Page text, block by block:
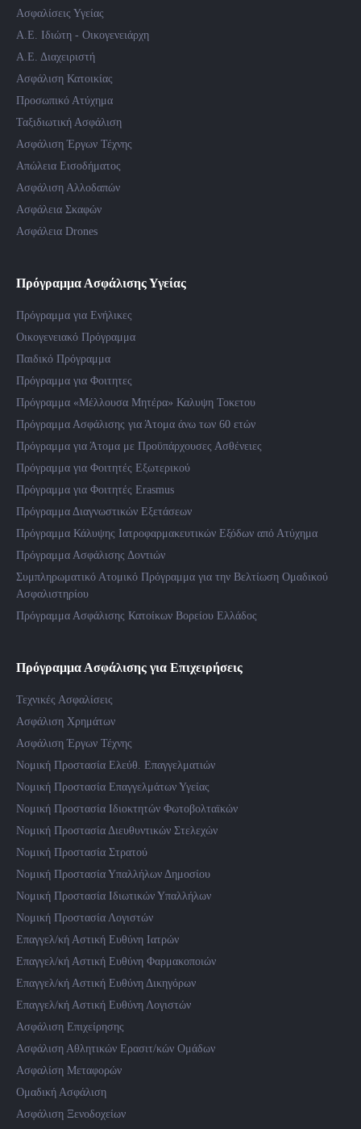
Ασφαλίσεις Υγείας
Α.Ε. Ιδιώτη - Οικογενειάρχη
Α.Ε. Διαχειριστή
Ασφάλιση Κατοικίας
Προσωπικό Ατύχημα
Ταξιδιωτική Ασφάλιση
Ασφάλιση Έργων Τέχνης
Απώλεια Εισοδήματος
Ασφάλιση Αλλοδαπών
Ασφάλεια Σκαφών
Ασφάλεια Drones
Πρόγραμμα Ασφάλισης Υγείας
Πρόγραμμα για Ενήλικες
Οικογενειακό Πρόγραμμα
Παιδικό Πρόγραμμα
Πρόγραμμα για Φοιτητες
Πρόγραμμα «Μέλλουσα Μητέρα» Καλυψη Τοκετου
Πρόγραμμα Ασφάλισης για Άτομα άνω των 60 ετών
Πρόγραμμα για Άτομα με Προϋπάρχουσες Ασθένειες
Πρόγραμμα για Φοιτητές Εξωτερικού
Πρόγραμμα για Φοιτητές Erasmus
Πρόγραμμα Διαγνωστικών Εξετάσεων
Πρόγραμμα Κάλυψης Ιατροφαρμακευτικών Εξόδων από Ατύχημα
Πρόγραμμα Ασφάλισης Δοντιών
Συμπληρωματικό Ατομικό Πρόγραμμα για την Βελτίωση Ομαδικού
Ασφαλιστηρίου
Πρόγραμμα Ασφάλισης Κατοίκων Βορείου Ελλάδος
Πρόγραμμα Ασφάλισης για Επιχειρήσεις
Τεχνικές Ασφαλίσεις
Ασφάλιση Χρημάτων
Ασφάλιση Έργων Τέχνης
Νομική Προστασία Ελεύθ. Επαγγελματιών
Νομική Προστασία Επαγγελμάτων Υγείας
Νομική Προστασία Ιδιοκτητών Φωτοβολταϊκών
Νομική Προστασία Διευθυντικών Στελεχών
Νομική Προστασία Στρατού
Νομική Προστασία Υπαλλήλων Δημοσίου
Νομική Προστασία Ιδιωτικών Υπαλλήλων
Νομική Προστασία Λογιστών
Επαγγελ/κή Αστική Ευθύνη Ιατρών
Επαγγελ/κή Αστική Ευθύνη Φαρμακοποιών
Επαγγελ/κή Αστική Ευθύνη Δικηγόρων
Επαγγελ/κή Αστική Ευθύνη Λογιστών
Ασφάλιση Επιχείρησης
Ασφάλιση Αθλητικών Ερασιτ/κών Ομάδων
Ασφαλίση Μεταφορών
Ομαδική Ασφάλιση
Ασφάλιση Ξενοδοχείων